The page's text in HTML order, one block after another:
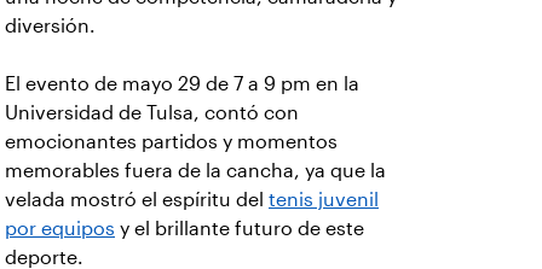
diversión.
El evento de mayo 29 de 7 a 9 pm en la
Universidad de Tulsa, contó con
emocionantes partidos y momentos
memorables fuera de la cancha, ya que la
velada mostró el espíritu del tenis juvenil
por equipos y el brillante futuro de este
deporte.